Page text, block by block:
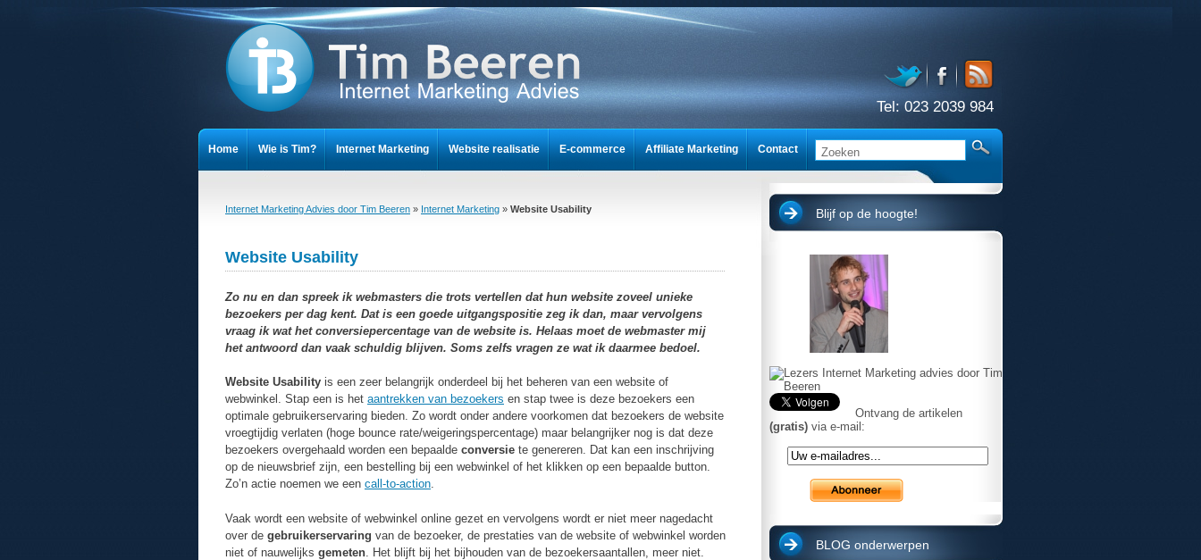
Tel:023 2039 984
Home Wie is Tim? Internet Marketing Website realisatie E-commerce Affiliate Marketing Contact
Internet Marketing Advies door Tim Beeren » Internet Marketing » Website Usability
Website Usability
Zo nu en dan spreek ik webmasters die trots vertellen dat hun website zoveel unieke
bezoekers per dag kent. Dat is een goede uitgangspositie zeg ik dan, maar vervolgens
vraag ik wat het conversiepercentage van de website is. Helaas moet de webmaster mij
het antwoord dan vaak schuldig blijven. Soms zelfs vragen ze wat ik daarmee bedoel.
Website Usability is een zeer belangrijk onderdeel bij het beheren van een website of
webwinkel. Stap een is het aantrekken van bezoekers en stap twee is deze bezoekers een
optimale gebruikerservaring bieden. Zo wordt onder andere voorkomen dat bezoekers de website
vroegtijdig verlaten (hoge bounce rate/weigeringspercentage) maar belangrijker nog is dat deze
bezoekers overgehaald worden een bepaalde conversie te genereren. Dat kan een inschrijving
op de nieuwsbrief zijn, een bestelling bij een webwinkel of het klikken op een bepaalde button.
Zo’n actie noemen we een call-to-action.
Vaak wordt een website of webwinkel online gezet en vervolgens wordt er niet meer nagedacht
over de gebruikerservaring van de bezoeker, de prestaties van de website of webwinkel worden
niet of nauwelijks gemeten. Het blijft bij het bijhouden van de bezoekersaantallen, meer niet.
Blijf op de hoogte!
Ontvang de artikelen
(gratis) via e-mail:
BLOG onderwerpen